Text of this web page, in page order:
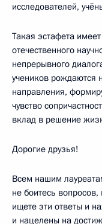
исследователей,
Такая эстафета
отечественного
непрерывного
учеников рождаются
направления,
чувство
вклад в решение
Дорогие друзья!
Всем нашим
не боитесь
ищете эти ответы и
и нацелены на